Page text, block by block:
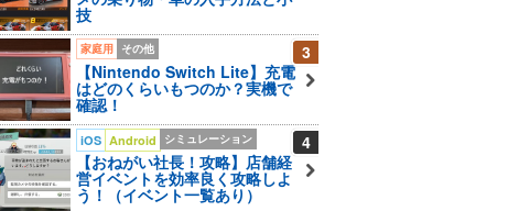
技
3
家庭用 その他
【Nintendo Switch Lite】充電
はどのくらいもつのか？実機で
確認！
4
iOS Android シミュレーション
【おねがい社長！攻略】店舗経
営イベントを効率良く攻略しよ
う！（イベント一覧あり）